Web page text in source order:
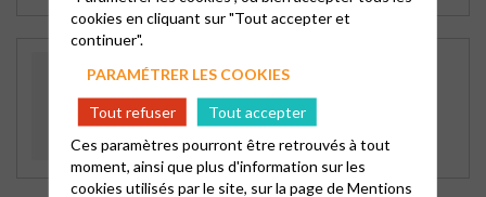
8, place de l'Hotel de Ville
02400 CHATEAU THIERRY
Dimanche 10 h 30
cookies en cliquant sur "Tout accepter et
continuer".
PARAMÉTRER LES COOKIES
Tout refuser
Tout accepter
Ces paramètres pourront être retrouvés à tout
moment, ainsi que plus d'information sur les
cookies utilisés par le site, sur la page deMentions